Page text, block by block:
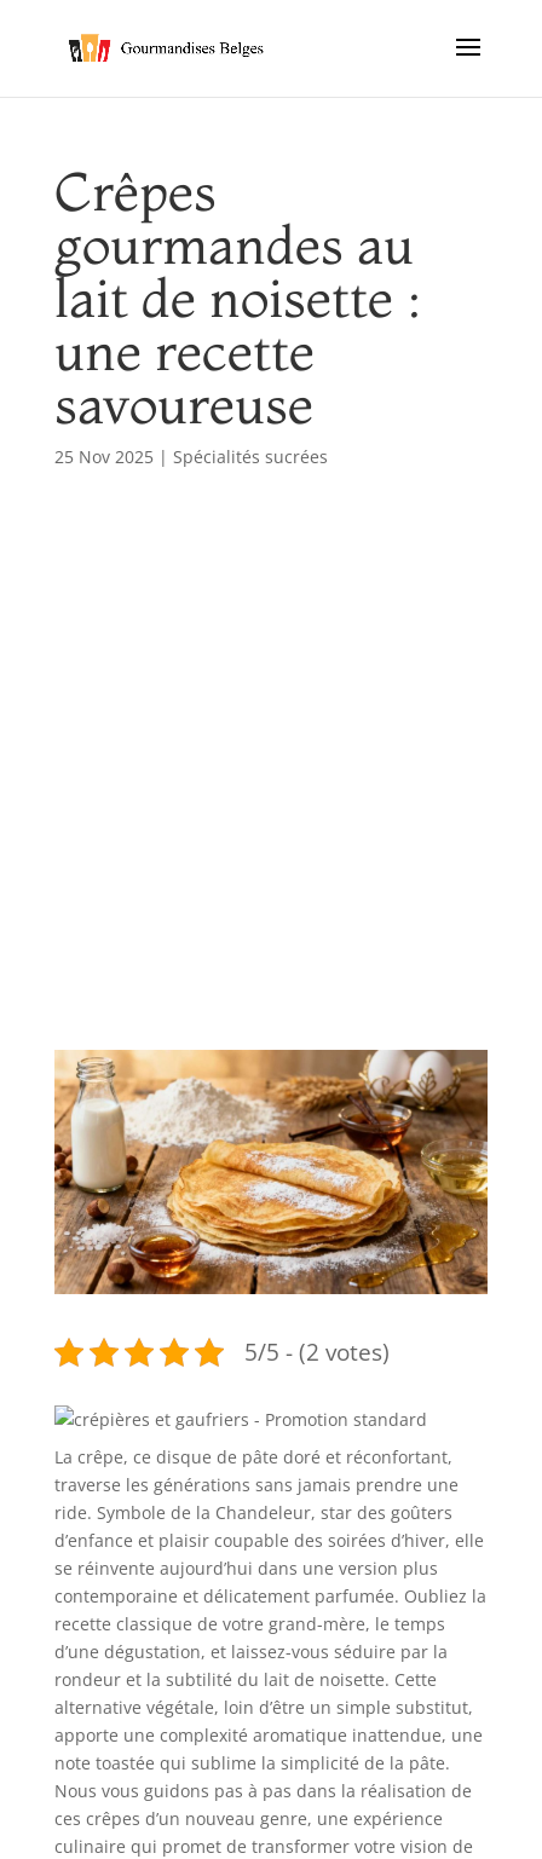
Crêpes
gourmandes au
lait de noisette :
une recette
savoureuse
25 Nov 2025| Spécialités sucrées
5/5 - (2 votes)
La crêpe, ce disque de pâte doré et réconfortant,
traverse les générations sans jamais prendre une
ride. Symbole de la Chandeleur, star des goûters
d’enfance et plaisir coupable des soirées d’hiver, elle
se réinvente aujourd’hui dans une version plus
contemporaine et délicatement parfumée. Oubliez la
recette classique de votre grand-mère, le temps
d’une dégustation, et laissez-vous séduire par la
rondeur et la subtilité du lait de noisette. Cette
alternative végétale, loin d’être un simple substitut,
apporte une complexité aromatique inattendue, une
note toastée qui sublime la simplicité de la pâte.
Nous vous guidons pas à pas dans la réalisation de
ces crêpes d’un nouveau genre, une expérience
culinaire qui promet de transformer votre vision de